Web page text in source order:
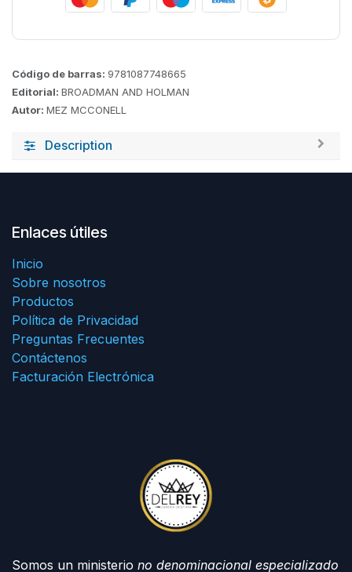
Código de barras: 9781087748665
Editorial: BROADMAN AND HOLMAN
Autor: MEZ MCCONELL
Description
Enlaces útiles
Inicio
Sobre nosotros
Productos
Política de Privacidad
Preguntas Frecuentes
Contáctenos
Facturación Electrónica
Somos un ministerio no denominacional especializado